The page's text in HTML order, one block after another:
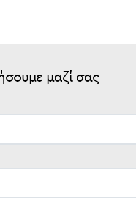
μαζί σας